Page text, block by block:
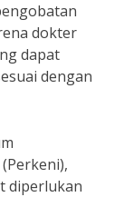
dokter
dapat
dengan
diperlukan